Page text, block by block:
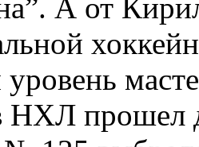
А от
прошел